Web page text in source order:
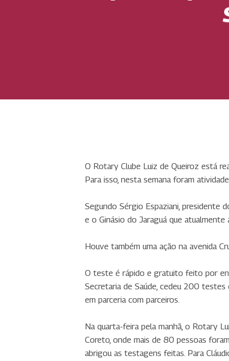
O Rotary Clube Luiz de Queiroz está
Para isso, nesta semana foram
Segundo Sérgio Espaziani, presidente
e o Ginásio do Jaraguá que
Houve também uma ação na avenida
O teste é rápido e gratuito feito por
Secretaria de Saúde, cedeu 200
em parceria com parceiros.
Na quarta-feira pela manhã, o Rotary
Coreto, onde mais de 80 pessoas
abrigou as testagens feitas. Para